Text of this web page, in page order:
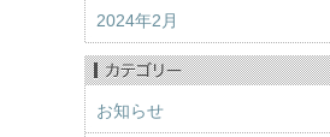
2024年2月
お知らせ